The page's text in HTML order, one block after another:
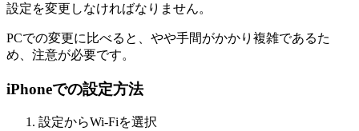
設定を変更しなければなりません。
PCでの変更に比べると、やや手間がかかり複雑であるた
め、注意が必要です。
iPhoneでの設定方法
設定からWi-Fiを選択